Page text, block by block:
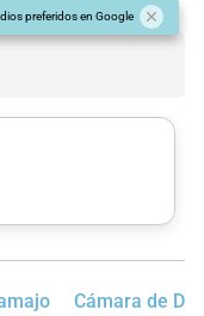
preferidos en Google
Cámara de